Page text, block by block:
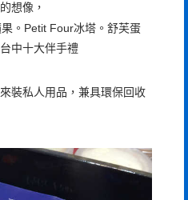
想像，
裝私人用品，兼具環保回收